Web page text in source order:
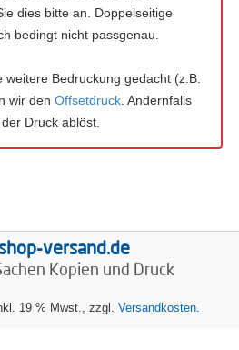
dies bitte an. Doppelseitige
bedingt nicht passgenau.
weitere Bedruckung gedacht (z.B.
wir den Offsetdruck. Andernfalls
Druck ablöst.
versand.de
Kopien und Druck
19 % Mwst., zzgl. Versandkosten.